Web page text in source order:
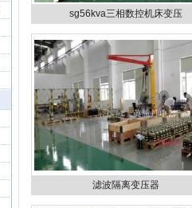
sg56kva三相数控机床变压
滤波隔离变压器